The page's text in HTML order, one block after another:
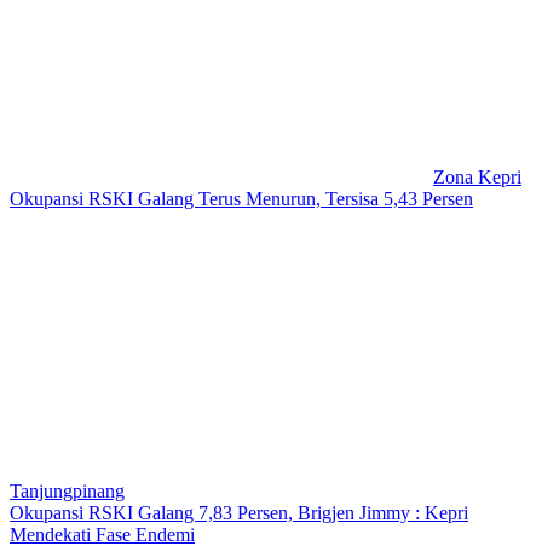
Zona Kepri
Okupansi RSKI Galang Terus Menurun, Tersisa 5,43 Persen
Tanjungpinang
Okupansi RSKI Galang 7,83 Persen, Brigjen Jimmy : Kepri
Mendekati Fase Endemi